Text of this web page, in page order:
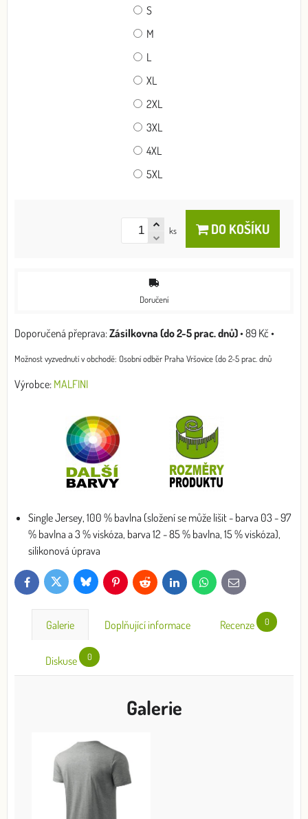
S
M
L
XL
2XL
3XL
4XL
5XL
ks DO KOŠÍKU
Doručení
Zásilkovna (do 2-5 prac. dnů)•89 Kč •
Osobní odběr Praha Vršovice (do 2-5 prac. dnů
Výrobce: MALFINI
Single Jersey, 100 % bavlna (složení se může lišit - barva 03 - 97
% bavlna a 3 % viskóza, barva 12 - 85 % bavlna, 15 % viskóza),
silikonová úprava
FacebookTwitter Bluesky PinterestReddit LinkedInWhatsApp
E-
mail
Galerie Doplňující informace Recenze 0
Diskuse 0
Galerie